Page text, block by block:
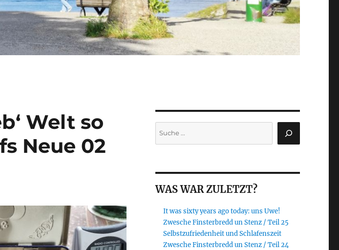
Welt so
Neue 02
WAS WAR ZULETZT?
It was sixty years ago today: uns Uwe!
Zwesche Finsterbredd un Stenz / Teil 25
Selbstzufriedenheit und Schlafenszeit
Zwesche Finsterbredd un Stenz / Teil 24